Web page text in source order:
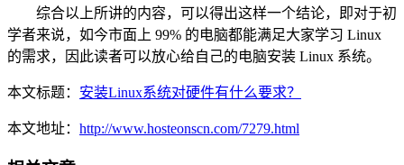
综合以上所讲的内容，可以得出这样一个结论，即对于初
学者来说，如今市面上 99% 的电脑都能满足大家学习 Linux
的需求，因此读者可以放心给自己的电脑安装 Linux 系统。
本文标题： 安装Linux系统对硬件有什么要求？
本文地址： http://www.hosteonscn.com/7279.html